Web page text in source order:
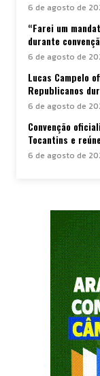
6 de agosto de
“Farei um
durante
6 de agosto de
Lucas Campelo
Republicanos
6 de agosto de
Convenção
Tocantins e
6 de agosto de